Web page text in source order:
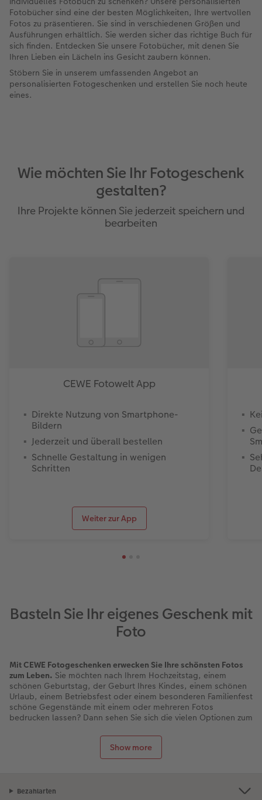
Fotobücher sind eine der besten Möglichkeiten, Ihre wertvollen
Fotos zu präsentieren. Sie sind in verschiedenen Größen und
Ausführungen erhältlich. Sie werden sicher das richtige Buch für
sich finden. Entdecken Sie unsere Fotobücher, mit denen Sie
Ihren Lieben ein Lächeln ins Gesicht zaubern können.
Stöbern Sie in unserem umfassenden Angebot an
personalisierten Fotogeschenken und erstellen Sie noch heute
eines.
Wie möchten Sie Ihr Fotogeschenk
gestalten?
Ihre Projekte können Sie jederzeit speichern und
bearbeiten
CEWE Fotowelt App
Direkte Nutzung von Smartphone-
Bildern
Jederzeit und überall bestellen
Schnelle Gestaltung in wenigen
Schritten
Weiter zur App
Basteln Sie Ihr eigenes Geschenk mit
Foto
Show more
Mit CEWE Fotogeschenken erwecken Sie Ihre schönsten Fotos
zum Leben. Sie möchten nach Ihrem Hochzeitstag, einem
schönen Geburtstag, der Geburt Ihres Kindes, einem schönen
Urlaub, einem Betriebsfest oder einem besonderen Familienfest
schöne Gegenstände mit einem oder mehreren Fotos
bedrucken lassen? Dann sehen Sie sich die vielen Optionen zum
Kunstdrucken bis hin zu Kissen, Uhren und sogar Spielzeug.
Bei CEWE basteln Sie Geschenke mit Fotos für Groß und Klein.
für Puzzle-Fans. Sie können dieses eine schöne Foto auch auf
Spielkarten oder auf ein süßes Kuscheltier drucken lassen.
Bezahlarten